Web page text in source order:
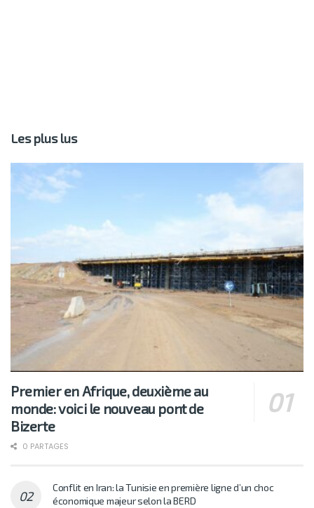
Les plus lus
Premier en Afrique, deuxième au
monde: voici le nouveau pont de
Bizerte
0 PARTAGES
Conflit en Iran: la Tunisie en première ligne d’un choc
économique majeur selon la BERD